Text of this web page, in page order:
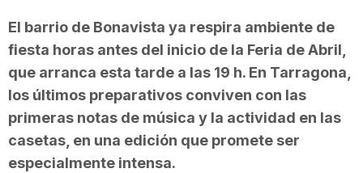
El barrio de Bonavista ya respira ambiente de
fiesta horas antes del inicio de la Feria de Abril,
que arranca esta tarde a las 19 h. En Tarragona,
los últimos preparativos conviven con las
primeras notas de música y la actividad en las
casetas, en una edición que promete ser
especialmente intensa.